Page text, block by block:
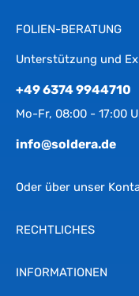
FOLIEN-BERATUNG
Unterstützung und
+49 6374 9944710
Mo-Fr, 08:00 - 17:00
info@soldera.de
Oder über unser
RECHTLICHES
INFORMATIONEN